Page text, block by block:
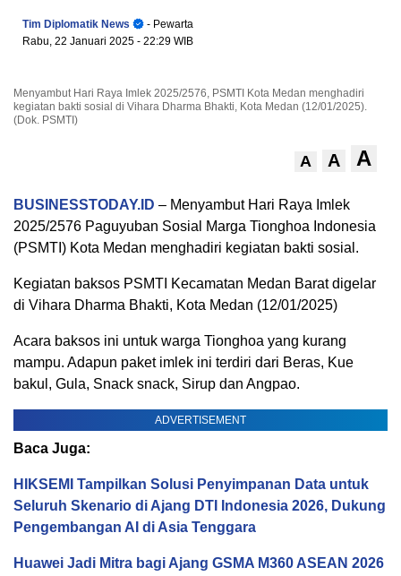
Tim Diplomatik News
- Pewarta
Rabu, 22 Januari 2025 - 22:29 WIB
Menyambut Hari Raya Imlek 2025/2576, PSMTI Kota Medan menghadiri
kegiatan bakti sosial di Vihara Dharma Bhakti, Kota Medan (12/01/2025).
(Dok. PSMTI)
A A A
BUSINESSTODAY.ID – Menyambut Hari Raya Imlek
2025/2576 Paguyuban Sosial Marga Tionghoa Indonesia
(PSMTI) Kota Medan menghadiri kegiatan bakti sosial.
Kegiatan baksos PSMTI Kecamatan Medan Barat digelar
di Vihara Dharma Bhakti, Kota Medan (12/01/2025)
Acara baksos ini untuk warga Tionghoa yang kurang
mampu. Adapun paket imlek ini terdiri dari Beras, Kue
bakul, Gula, Snack snack, Sirup dan Angpao.
ADVERTISEMENT
Baca Juga:
HIKSEMI Tampilkan Solusi Penyimpanan Data untuk
Seluruh Skenario di Ajang DTI Indonesia 2026, Dukung
Pengembangan AI di Asia Tenggara
Huawei Jadi Mitra bagi Ajang GSMA M360 ASEAN 2026